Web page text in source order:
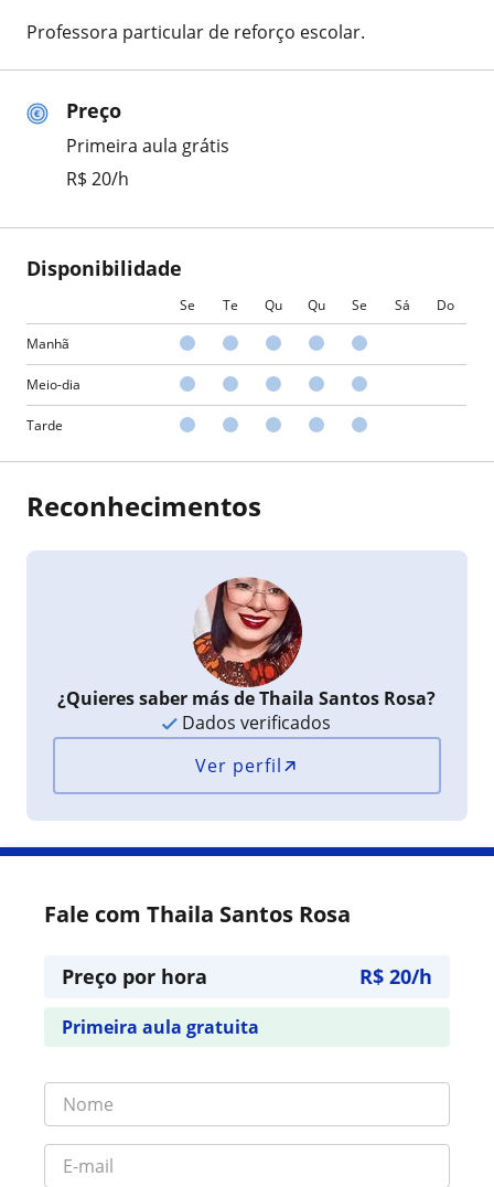
Preço
Primeira aula grátis
R$ 20/h
Disponibilidade
Se Te Qu Qu Se Sá Do
Manhã
Meio-dia
Tarde
Professora particular de reforço escolar.
Reconhecimentos
¿Quieres saber más de Thaila Santos Rosa?
Dados verificados
Ver perfil
Fale com Thaila Santos Rosa
Preço por hora R$ 20/h
Primeira aula gratuita